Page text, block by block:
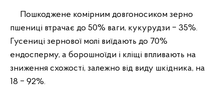
Пошкоджене комірним довгоносиком зерно
пшениці втрачає до 50% ваги, кукурудзи ‒ 35%.
Гусениці зернової молі виїдають до 70%
ендосперму, а борошноїди і кліщі впливають на
зниження схожості, залежно від виду шкідника, на
18 ‒ 92%.